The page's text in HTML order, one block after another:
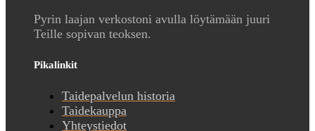
Pyrin laajan verkostoni avulla löytämään juuri
Teille sopivan teoksen.
Pikalinkit
Taidepalvelun historia
Taidekauppa
Yhteystiedot